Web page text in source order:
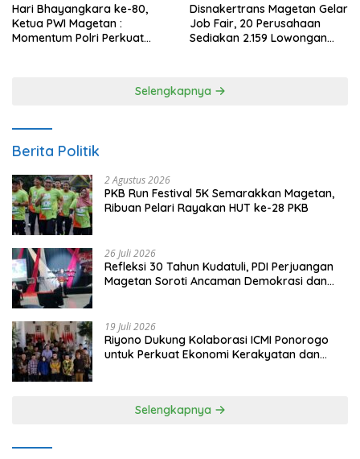
Hari Bhayangkara ke-80,
Ketua PWI Magetan :
Momentum Polri Perkuat
Disnakertrans Magetan Gelar
Job Fair, 20 Perusahaan
Sediakan 2.159 Lowongan
Selengkapnya
Berita Politik
2 Agustus 2026
PKB Run Festival 5K Semarakkan Magetan,
Ribuan Pelari Rayakan HUT ke-28 PKB
26 Juli 2026
Refleksi 30 Tahun Kudatuli, PDI Perjuangan
Magetan Soroti Ancaman Demokrasi dan
19 Juli 2026
Riyono Dukung Kolaborasi ICMI Ponorogo
untuk Perkuat Ekonomi Kerakyatan dan
Selengkapnya